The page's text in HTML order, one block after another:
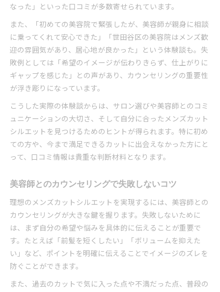
なった」といった口コミが多数寄せられています。
また、「初めての美容院で緊張したが、美容師が親身に相談
に乗ってくれて安心できた」「世田谷区の美容院はメンズ歓
迎の雰囲気があり、居心地が良かった」という体験談も。失
敗例としては「希望のイメージが伝わりきらず、仕上がりに
ギャップを感じた」との声があり、カウンセリングの重要性
が浮き彫りになっています。
こうした実際の体験談からは、サロン選びや美容師とのコミ
ュニケーションの大切さ、そして自分に合ったメンズカット
シルエットを見つけるためのヒントが得られます。特に初め
ての方や、今まで満足できるカットに出会えなかった方にと
って、口コミ情報は貴重な判断材料となります。
美容師とのカウンセリングで失敗しないコツ
理想のメンズカットシルエットを実現するには、美容師との
カウンセリングが大きな鍵を握ります。失敗しないために
は、まず自分の希望や悩みを具体的に伝えることが重要で
す。たとえば「前髪を短くしたい」「ボリュームを抑えた
い」など、ポイントを明確に伝えることでイメージのズレを
防ぐことができます。
また、過去のカットで気に入った点や不満だった点、普段の